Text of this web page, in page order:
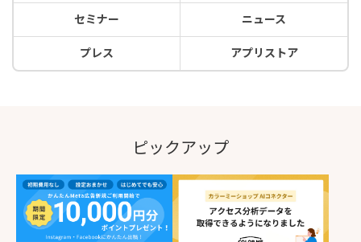
セミナー ニュース
プレス アプリストア
ピックアップ